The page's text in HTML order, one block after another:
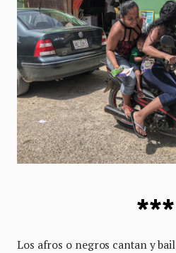
***
Los afros o negros cantan y